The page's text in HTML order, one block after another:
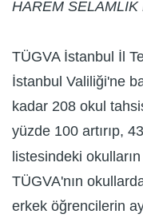
HAREM
TÜGVA İstanbul İl
İstanbul Valiliği'ne
kadar 208 okul
yüzde 100 artırıp,
listesindeki
TÜGVA'nın
erkek öğrencilerin